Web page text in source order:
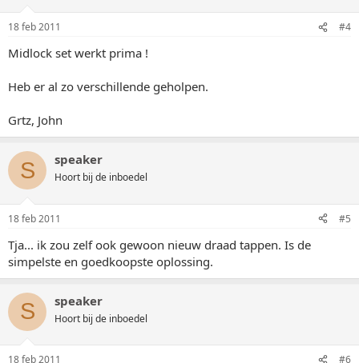
18 feb 2011 #4
Midlock set werkt prima !
Heb er al zo verschillende geholpen.
Grtz, John
S speaker
Hoort bij de inboedel
18 feb 2011 #5
Tja... ik zou zelf ook gewoon nieuw draad tappen. Is de
simpelste en goedkoopste oplossing.
S speaker
Hoort bij de inboedel
18 feb 2011 #6